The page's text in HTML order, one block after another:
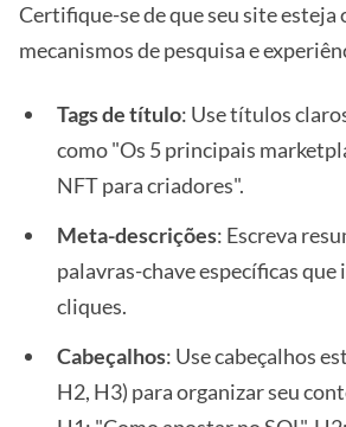
Certifique-se de que seu site esteja
mecanismos de pesquisa e
Tags de título: Use títulos
como "Os 5 principais
NFT para criadores".
Meta-descrições: Escreva
palavras-chave específicas que
cliques.
Cabeçalhos: Use cabeçalhos
H2, H3) para organizar seu